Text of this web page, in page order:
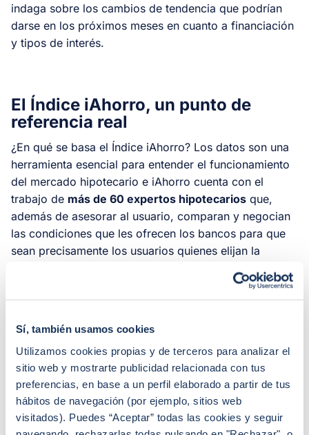
Sí, también usamos cookies
Utilizamos cookies propias y de terceros para analizar el
sitio web y mostrarte publicidad relacionada con tus
preferencias, en base a un perfil elaborado a partir de tus
hábitos de navegación (por ejemplo, sitios web
visitados). Puedes “Aceptar” todas las cookies y seguir
indaga sobre los cambios de tendencia que podrían
darse en los próximos meses en cuanto a financiación
y tipos de interés.
El Índice iAhorro, un punto de
referencia real
¿En qué se basa el Índice iAhorro? Los datos son una
herramienta esencial para entender el funcionamiento
del mercado hipotecario e iAhorro cuenta con el
trabajo de más de 60 expertos hipotecarios que,
además de asesorar al usuario, comparan y negocian
las condiciones que les ofrecen los bancos para que
sean precisamente los usuarios quienes elijan la
La clave escompartir estos datos, analizarlos,
a los usuarios para que puedan tomar la decisión que
consideren que es la correcta. Porque cuando una
persona acude a su banco “de toda la vida” como
primera y única opción, sus ofertas se limitan a la
hipoteca que ellos le den. Sin embargo, con iAhorro
podrán comparar y elegir entre varias opciones.